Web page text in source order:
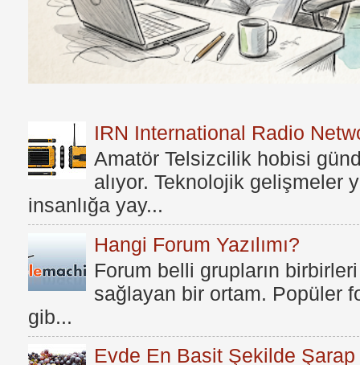
IRN International Radio
Amatör Telsizcilik hobisi
alıyor. Teknolojik gelişmeler
insanlığa yay...
Hangi Forum Yazılımı?
Forum belli grupların
sağlayan bir ortam. Popüler
gib...
Evde En Basit Şekilde Şarap